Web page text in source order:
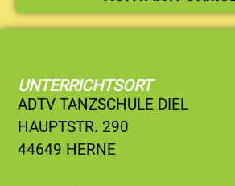
UNTERRICHTSORT
ADTV TANZSCHULE DIEL
HAUPTSTR. 290
44649 HERNE